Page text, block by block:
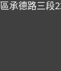
承德路三段